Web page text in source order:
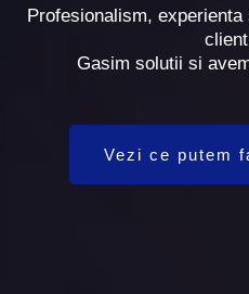
Profesionalism,
Gasim solutii si
Vezi ce putem